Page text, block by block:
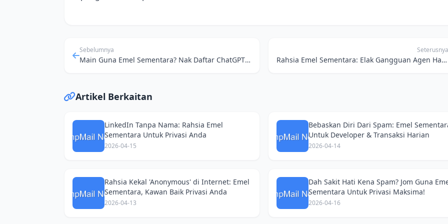
Sebelumnya
Main Guna Emel Sementara? Nak Daftar ChatGPT Tanpa Jejak? Saya Kongsi Rahsia!
Seterusnya
Rahsia Emel Sementara: Elak Gangguan Agen Hartanah & Dapatkan ‘Freebies’ Tanpa Was-was
Artikel Berkaitan
LinkedIn Tanpa Nama: Rahsia Emel
Sementara Untuk Privasi Anda
2026-04-15
Bebaskan Diri Dari Spam: Emel
Untuk Developer & Transaksi Harian
2026-04-14
Rahsia Kekal 'Anonymous' di Internet: Emel
Sementara, Kawan Baik Privasi Anda
2026-04-13
Dah Sakit Hati Kena Spam? Jom Guna
Sementara Untuk Privasi Maksima!
2026-04-16